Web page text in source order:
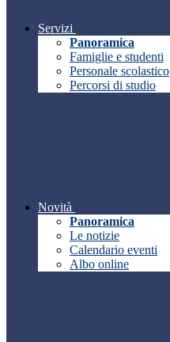
Servizi
Panoramica
Famiglie e studenti
Personale scolastico
Percorsi di studio
Novità
Panoramica
Le notizie
Calendario eventi
Albo online